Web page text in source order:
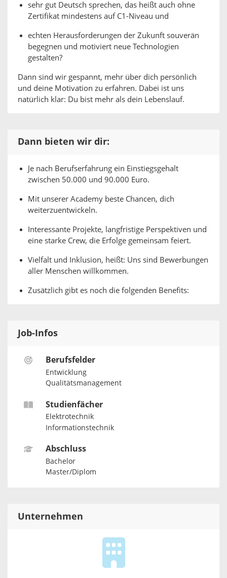
sehr gut Deutsch sprechen, das heißt auch ohne
Zertifikat mindestens auf C1-Niveau und
echten Herausforderungen der Zukunft souverän
begegnen und motiviert neue Technologien
gestalten?
Dann sind wir gespannt, mehr über dich persönlich
und deine Motivation zu erfahren. Dabei ist uns
natürlich klar: Du bist mehr als dein Lebenslauf.
Dann bieten wir dir:
Je nach Berufserfahrung ein Einstiegsgehalt
zwischen 50.000 und 90.000 Euro.
Mit unserer Academy beste Chancen, dich
weiterzuentwickeln.
Interessante Projekte, langfristige Perspektiven und
eine starke Crew, die Erfolge gemeinsam feiert.
Vielfalt und Inklusion, heißt: Uns sind Bewerbungen
aller Menschen willkommen.
Zusätzlich gibt es noch die folgenden Benefits:
Job-Infos
Berufsfelder
Entwicklung
Qualitätsmanagement
Studienfächer
Elektrotechnik
Informationstechnik
Abschluss
Bachelor
Master/Diplom
Unternehmen